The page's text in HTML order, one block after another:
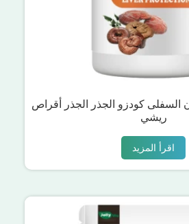
السفلى كودزو الجذر الجذر أقراص
ريشي
اقرأ المزيد